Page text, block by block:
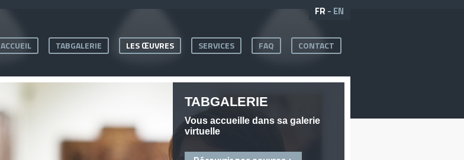
FR - EN
ACCUEIL TABGALERIE LES ŒUVRES SERVICES FAQ CONTACT